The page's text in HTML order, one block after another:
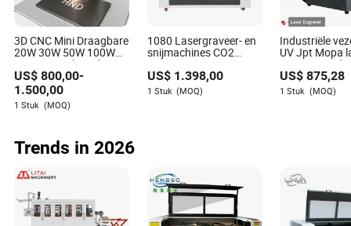
commerciële doeleinden gebruiken?
Absoluut. Deze machines zijn perfect voor het maken van
producten voor wederverkoop, zoals gepersonaliseerde
geschenken of bedrijfsmerchandise, en bieden uitgebreide
mogelijkheden voor commercialisatie.
Savannah Howell
Auteur
3D CNC Mini Draagbare
20W 30W 50W 100W
Graveermarker Fiber
UV Laser Galvo Metaal
Duivenring Sieraden
Gouden Markering
Graveer Codering
US$800,00-
1.500,00
1 Stuk (MOQ)
1080 Lasergraveer- en
snijmachines CO2
Lasergraveermachine
Leer
Houtgraveermachine
US$ 1.398,00
1 Stuk (MOQ)
Industriële
UV Jpt Mopa
gravure
markeren
handwerk
engineering
US$875,28
1 Stuk (MOQ)
Trends in 2026